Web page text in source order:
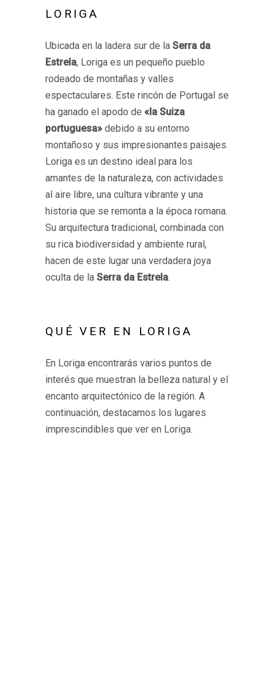
LORIGA
Ubicada en la ladera sur de la Serra da
Estrela, Loriga es un pequeño pueblo
rodeado de montañas y valles
espectaculares. Este rincón de Portugal se
ha ganado el apodo de «la Suiza
portuguesa» debido a su entorno
montañoso y sus impresionantes paisajes.
Loriga es un destino ideal para los
amantes de la naturaleza, con actividades
al aire libre, una cultura vibrante y una
historia que se remonta a la época romana.
Su arquitectura tradicional, combinada con
su rica biodiversidad y ambiente rural,
hacen de este lugar una verdadera joya
oculta de la Serra da Estrela.
QUÉ VER EN LORIGA
En Loriga encontrarás varios puntos de
interés que muestran la belleza natural y el
encanto arquitectónico de la región. A
continuación, destacamos los lugares
imprescindibles que ver en Loriga.